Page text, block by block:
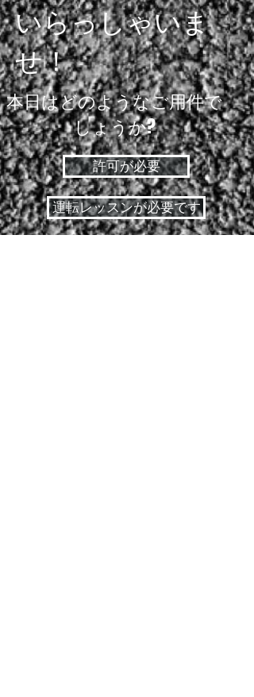
いらっしゃいま
せ！
本日はどのようなご用件で
しょうか?
許可が必要
運転レッスンが必要です